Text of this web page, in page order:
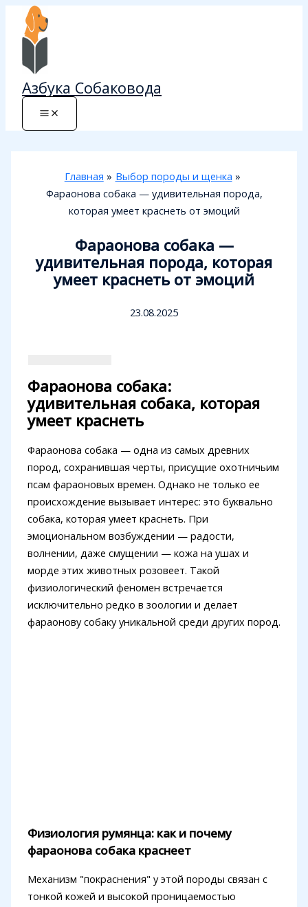
Перейти
содержимому
Азбука Собаковода
Главная
Выбор породы и щенка
Фараонова собака — удивительная порода,
которая умеет краснеть от эмоций
Фараонова собака —
удивительная порода, которая
умеет краснеть от эмоций
23.08.2025
Фараонова собака:
удивительная собака, которая
умеет краснеть
Фараонова собака — одна из самых древних
пород, сохранившая черты, присущие охотничьим
псам фараоновых времен. Однако не только ее
происхождение вызывает интерес: это буквально
собака, которая умеет краснеть. При
эмоциональном возбуждении — радости,
волнении, даже смущении — кожа на ушах и
морде этих животных розовеет. Такой
физиологический феномен встречается
исключительно редко в зоологии и делает
фараонову собаку уникальной среди других пород.
Физиология румянца: как и почему
фараонова собака краснеет
Механизм "покраснения" у этой породы связан с
тонкой кожей и высокой проницаемостью